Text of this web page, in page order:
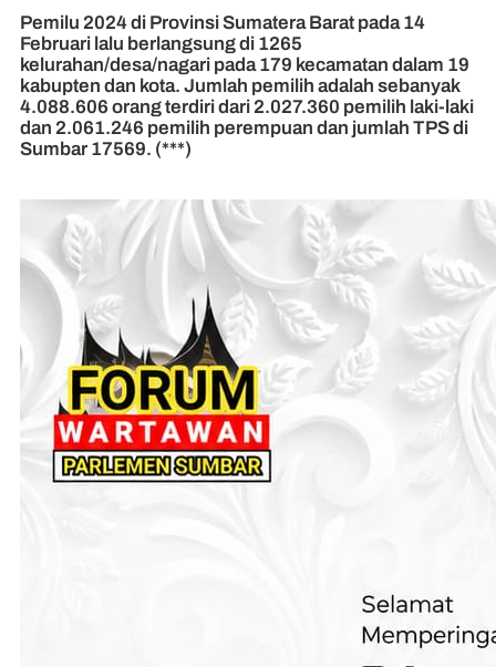
Pemilu 2024 di Provinsi Sumatera Barat pada 14
Februari lalu berlangsung di 1265
kelurahan/desa/nagari pada 179 kecamatan dalam 19
kabupten dan kota. Jumlah pemilih adalah sebanyak
4.088.606 orang terdiri dari 2.027.360 pemilih laki-laki
dan 2.061.246 pemilih perempuan dan jumlah TPS di
Sumbar 17569. (***)